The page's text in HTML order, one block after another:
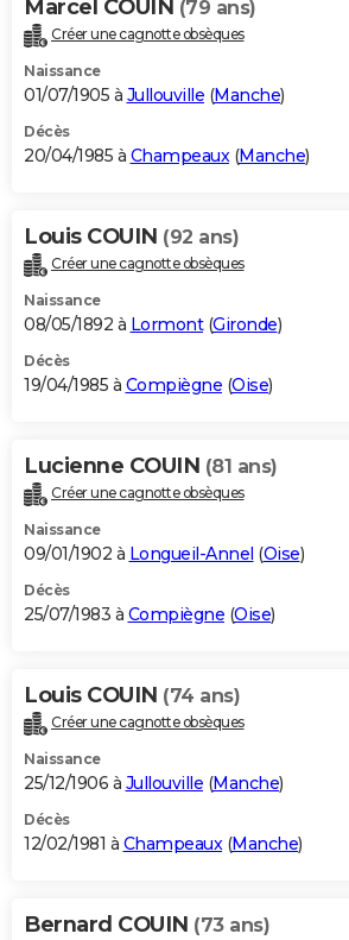
Marcel COUIN (79 ans)
Créer une cagnotte obsèques
Naissance
01/07/1905 à Jullouville (Manche)
Décès
20/04/1985 à Champeaux(Manche)
Louis COUIN (92 ans)
Créer une cagnotte obsèques
Naissance
08/05/1892 à Lormont(Gironde)
Décès
19/04/1985 à Compiègne (Oise)
Lucienne COUIN (81 ans)
Créer une cagnotte obsèques
Naissance
09/01/1902 à Longueil-Annel (Oise)
Décès
25/07/1983 à Compiègne (Oise)
Louis COUIN (74 ans)
Créer une cagnotte obsèques
Naissance
25/12/1906 à Jullouville (Manche)
Décès
12/02/1981 à Champeaux (Manche)
Bernard COUIN (73 ans)